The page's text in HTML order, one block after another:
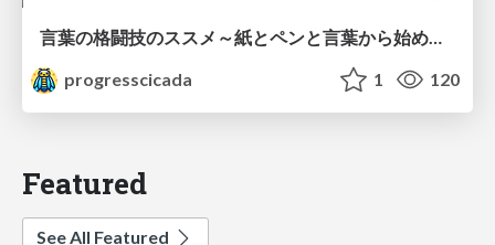
言葉の格闘技のススメ～紙とペンと言葉から始める、キャリアの描き方～
progresscicada
1 120
Featured
See All Featured